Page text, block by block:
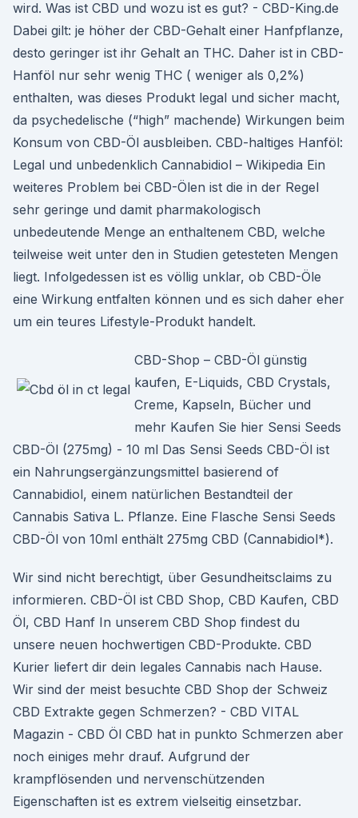
wird. Was ist CBD und wozu ist es gut? - CBD-King.de
Dabei gilt: je höher der CBD-Gehalt einer Hanfpflanze,
desto geringer ist ihr Gehalt an THC. Daher ist in CBD-
Hanföl nur sehr wenig THC ( weniger als 0,2%)
enthalten, was dieses Produkt legal und sicher macht,
da psychedelische (“high” machende) Wirkungen beim
Konsum von CBD-Öl ausbleiben. CBD-haltiges Hanföl:
Legal und unbedenklich Cannabidiol – Wikipedia Ein
weiteres Problem bei CBD-Ölen ist die in der Regel
sehr geringe und damit pharmakologisch
unbedeutende Menge an enthaltenem CBD, welche
teilweise weit unter den in Studien getesteten Mengen
liegt. Infolgedessen ist es völlig unklar, ob CBD-Öle
eine Wirkung entfalten können und es sich daher eher
um ein teures Lifestyle-Produkt handelt.
CBD-Shop – CBD-Öl günstig
kaufen, E-Liquids, CBD Crystals,
Creme, Kapseln, Bücher und
mehr Kaufen Sie hier Sensi Seeds
CBD-Öl (275mg) - 10 ml Das Sensi Seeds CBD-Öl ist
ein Nahrungsergänzungsmittel basierend of
Cannabidiol, einem natürlichen Bestandteil der
Cannabis Sativa L. Pflanze. Eine Flasche Sensi Seeds
CBD-Öl von 10ml enthält 275mg CBD (Cannabidiol*).
Wir sind nicht berechtigt, über Gesundheitsclaims zu
informieren. CBD-Öl ist CBD Shop, CBD Kaufen, CBD
Öl, CBD Hanf In unserem CBD Shop findest du
unsere neuen hochwertigen CBD-Produkte. CBD
Kurier liefert dir dein legales Cannabis nach Hause.
Wir sind der meist besuchte CBD Shop der Schweiz
CBD Extrakte gegen Schmerzen? - CBD VITAL
Magazin - CBD Öl CBD hat in punkto Schmerzen aber
noch einiges mehr drauf. Aufgrund der
krampflösenden und nervenschützenden
Eigenschaften ist es extrem vielseitig einsetzbar.